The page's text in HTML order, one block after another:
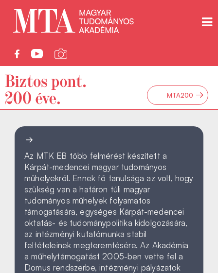
MTA200 →
Az MTK EB több felmérést készített a
Kárpát-medencei magyar tudományos
műhelyekről. Ennek fő tanulsága az volt, hogy
szükség van a határon túli magyar
tudományos műhelyek folyamatos
támogatására, egységes Kárpát-medencei
oktatás- és tudománypolitika kidolgozására,
az intézményi kutatómunka stabil
feltételeinek megteremtésére. Az Akadémia
a műhelytámogatást 2005-ben vette fel a
Domus rendszerbe, intézményi pályázatok